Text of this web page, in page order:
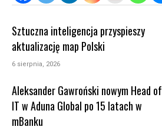
Sztuczna inteligencja przyspieszy
aktualizację map Polski
6 sierpnia, 2026
Aleksander Gawroński nowym Head of
IT w Aduna Global po 15 latach w
mBanku